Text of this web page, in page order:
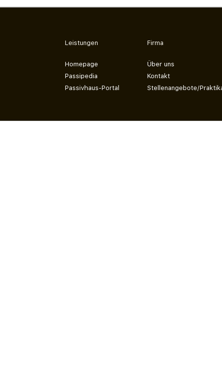
Leistungen
Homepage
Passipedia
Passivhaus-Portal
Firma
Über uns
Kontakt
Stellenangebote/